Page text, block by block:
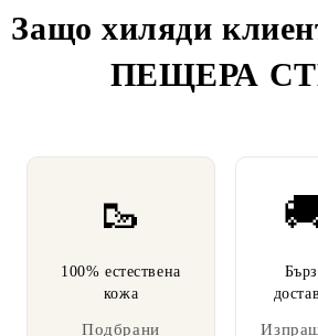
Защо хиляди
ПЕЩЕРА
🥾
100% естествена
кожа
Подбрани